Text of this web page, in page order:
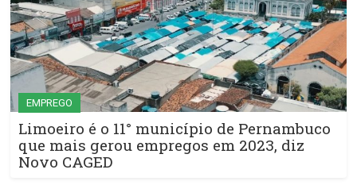
EMPREGO
Limoeiro é o 11° município de Pernambuco
que mais gerou empregos em 2023, diz
Novo CAGED